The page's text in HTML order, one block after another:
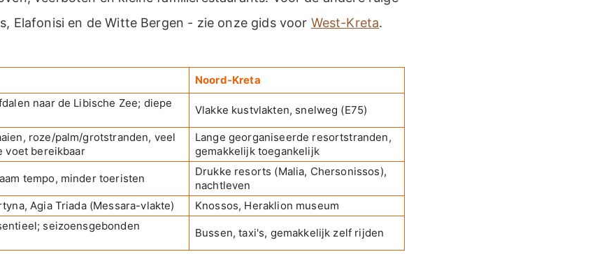
Elafonisi en de Witte Bergen - zie onze gids voor West-Kreta.
Noord-Kreta
naar de Libische Zee; diepe
Vlakke kustvlakten, snelweg (E75)
roze/palm/grotstranden, veel
voet bereikbaar
Lange georganiseerde resortstranden,
gemakkelijk toegankelijk
tempo, minder toeristen
Drukke resorts (Malia, Chersonissos),
nachtleven
Agia Triada (Messara-vlakte) Knossos, Heraklion museum
seizoensgebonden
Bussen, taxi's, gemakkelijk zelf rijden